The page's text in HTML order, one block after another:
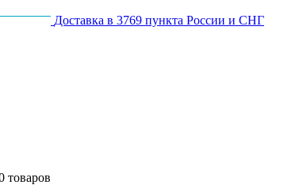
Доставка в 3769 пункта России и СНГ
товаров